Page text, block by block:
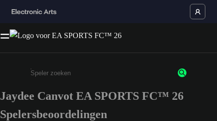
Enter a minimum of 3 characters or numbers
Jaydee Canvot EA SPORTS FC™ 26
Spelersbeoordelingen